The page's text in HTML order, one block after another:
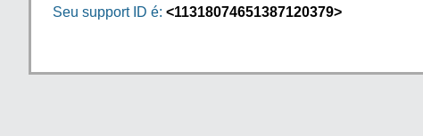
Seu support ID é: <11318074651387120379>